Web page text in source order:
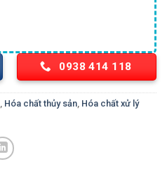
0938 414 118
Hóa chất thủy sản Hóa chất xử lý